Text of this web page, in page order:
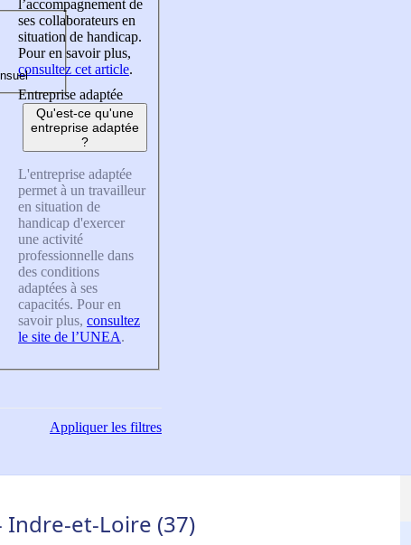
l’accompagnement de
ses collaborateurs en
situation de handicap.
Pour en savoir plus,
consultez cet article.
Entreprise adaptée
Qu'est-ce qu'une
entreprise adaptée
?
L'entreprise adaptée
permet à un travailleur
en situation de
handicap d'exercer
une activité
professionnelle dans
des conditions
adaptées à ses
capacités. Pour en
savoir plus, consultez
le site de l’UNEA.
Appliquerles filtres
Indre-et-Loire (37)